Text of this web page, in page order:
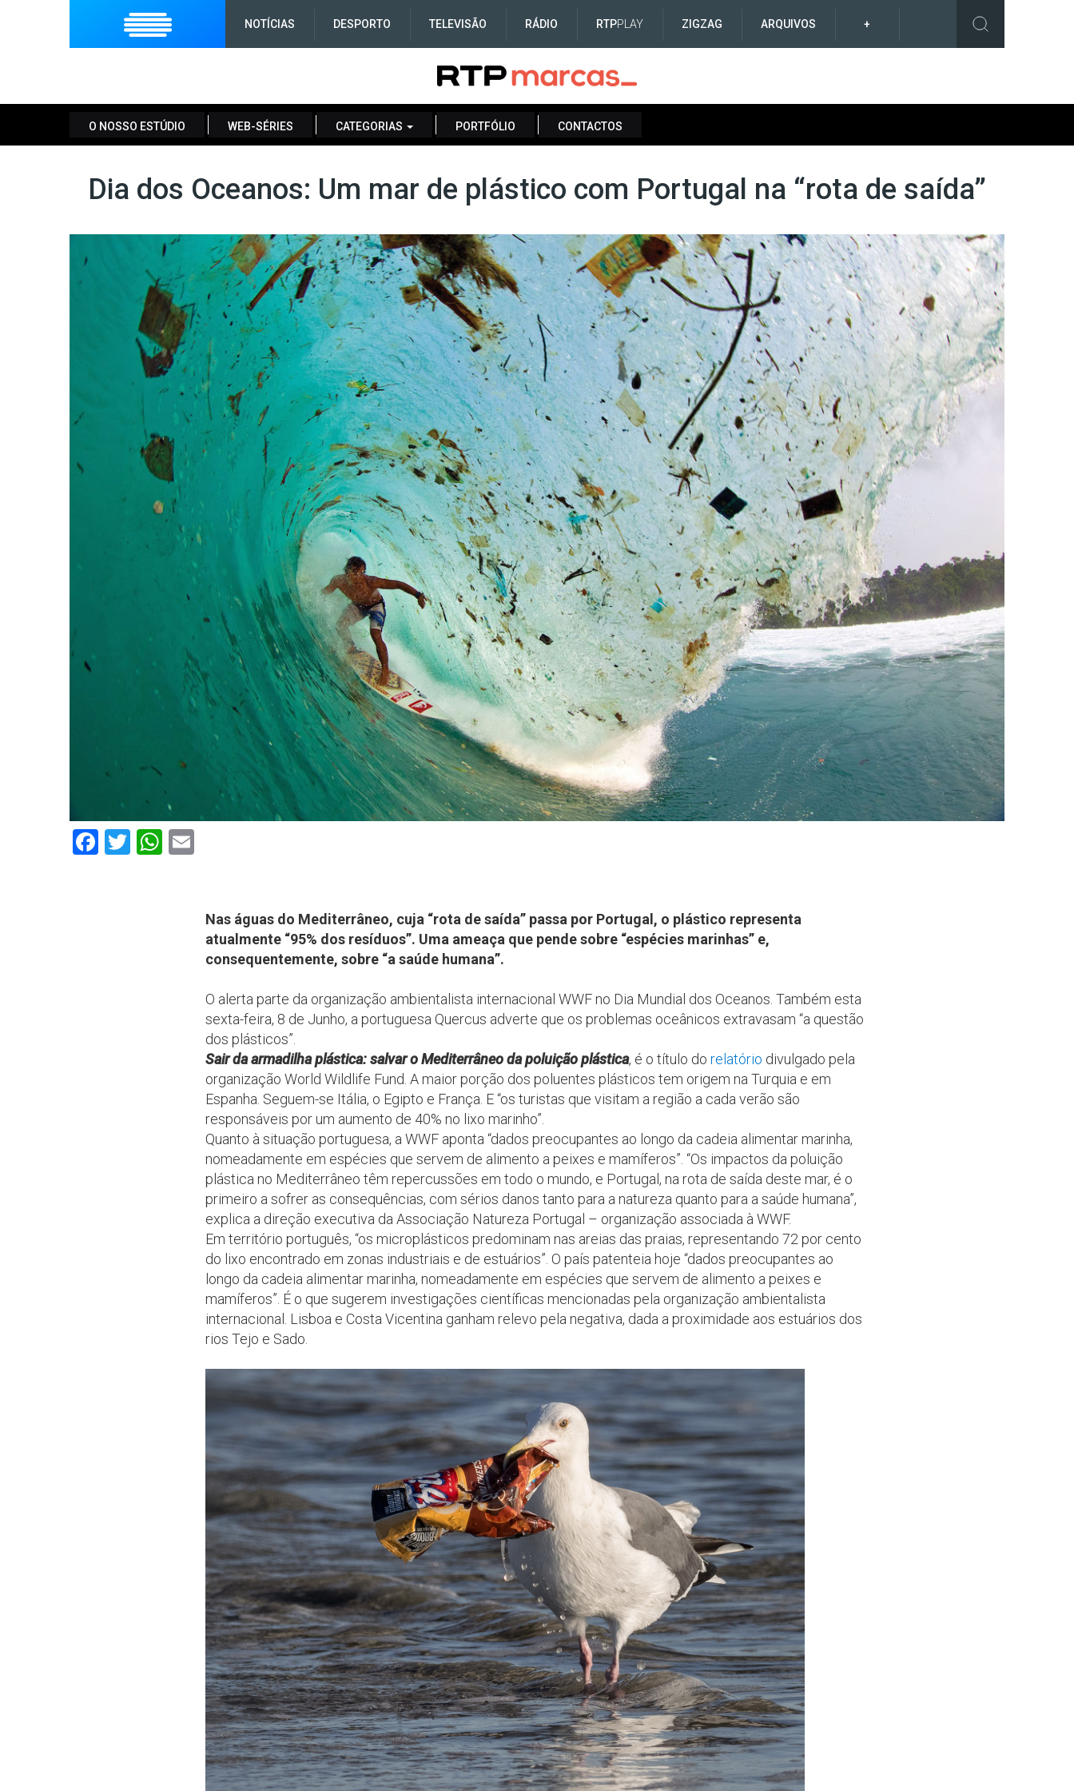
NOTÍCIAS DESPORTO TELEVISÃO RÁDIO RTPPLAY ZIGZAG ARQUIVOS +
O NOSSO ESTÚDIO WEB-SÉRIES CATEGORIAS PORTFÓLIO CONTACTOS
Dia dos Oceanos: Um mar de plástico com Portugal na “rota de saída”
Facebook
TwitterWhatsApp
Nas águas do Mediterrâneo, cuja “rota de saída” passa por Portugal, o plástico representa
atualmente “95% dos resíduos”. Uma ameaça que pende sobre “espécies marinhas” e,
consequentemente, sobre “a saúde humana”.
O alerta parte da organização ambientalista internacional WWF no Dia Mundial dos Oceanos. Também esta
sexta-feira, 8 de Junho, a portuguesa Quercus adverte que os problemas oceânicos extravasam “a questão
dos plásticos”.
Sair da armadilha plástica: salvar o Mediterrâneo da poluição plástica, é o título do relatório divulgado pela
organização World Wildlife Fund. A maior porção dos poluentes plásticos tem origem na Turquia e em
Espanha. Seguem-se Itália, o Egipto e França. E “os turistas que visitam a região a cada verão são
responsáveis por um aumento de 40% no lixo marinho”.
Quanto à situação portuguesa, a WWF aponta “dados preocupantes ao longo da cadeia alimentar marinha,
nomeadamente em espécies que servem de alimento a peixes e mamíferos”. “Os impactos da poluição
plástica no Mediterrâneo têm repercussões em todo o mundo, e Portugal, na rota de saída deste mar, é o
primeiro a sofrer as consequências, com sérios danos tanto para a natureza quanto para a saúde humana”,
explica a direção executiva da Associação Natureza Portugal – organização associada à WWF.
Em território português, “os microplásticos predominam nas areias das praias, representando 72 por cento
do lixo encontrado em zonas industriais e de estuários”. O país patenteia hoje “dados preocupantes ao
longo da cadeia alimentar marinha, nomeadamente em espécies que servem de alimento a peixes e
mamíferos”. É o que sugerem investigações científicas mencionadas pela organização ambientalista
internacional. Lisboa e Costa Vicentina ganham relevo pela negativa, dada a proximidade aos estuários dos
rios Tejo e Sado.